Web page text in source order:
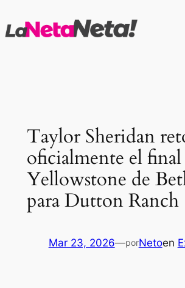
al
Taylor Sheridan
oficialmente el final
Yellowstone de
para Dutton Ranch
Mar 23, 2026—porNetoen